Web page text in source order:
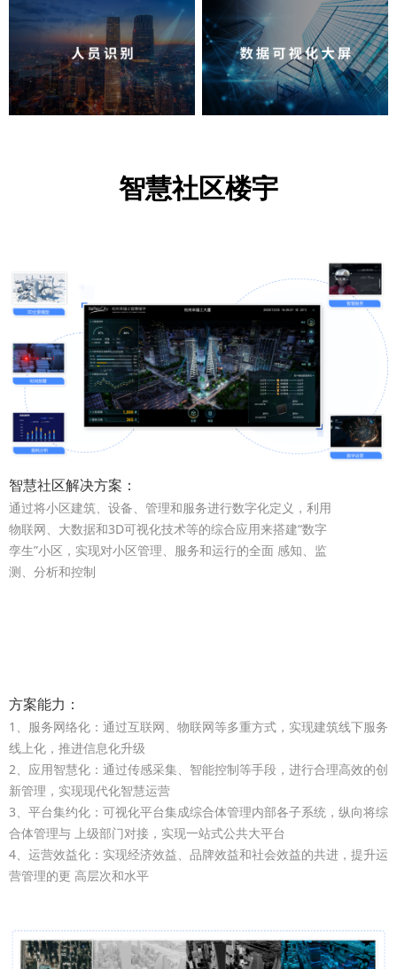
智慧社区楼宇
智慧社区解决方案：
通过将小区建筑、设备、管理和服务进行数字化定义，利用
物联网、大数据和3D可视化技术等的综合应用来搭建“数字
孪生”小区，实现对小区管理、服务和运行的全面 感知、监
测、分析和控制
方案能力：
1、服务网络化：通过互联网、物联网等多重方式，实现建筑线下服务
线上化，推进信息化升级
2、应用智慧化：通过传感采集、智能控制等手段，进行合理高效的创
新管理，实现现代化智慧运营
3、平台集约化：可视化平台集成综合体管理内部各子系统，纵向将综
合体管理与 上级部门对接，实现一站式公共大平台
4、运营效益化：实现经济效益、品牌效益和社会效益的共进，提升运
营管理的更 高层次和水平